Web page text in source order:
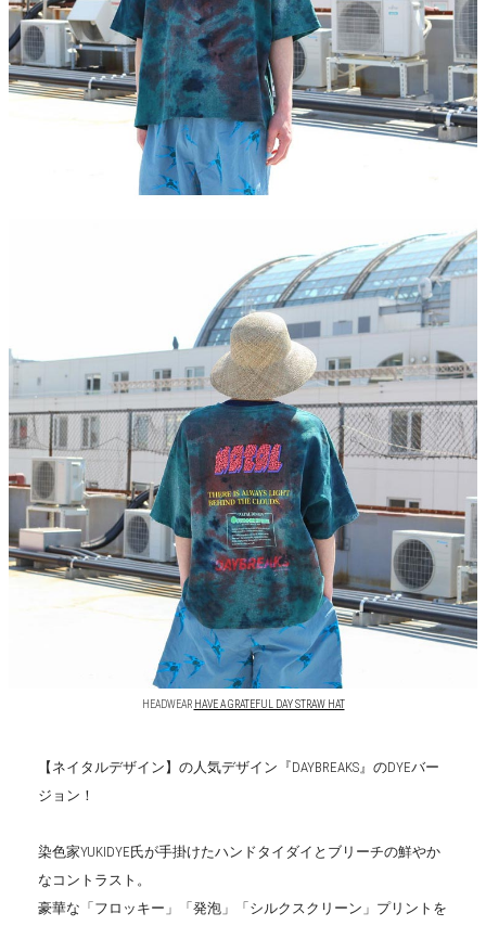
HEADWEAR HAVE A GRATEFUL DAY STRAW HAT
【ネイタルデザイン】の人気デザイン『DAYBREAKS』のDYEバー
ジョン！
染色家YUKIDYE氏が手掛けたハンドタイダイとブリーチの鮮やか
なコントラスト。
豪華な「フロッキー」「発泡」「シルクスクリーン」プリントを